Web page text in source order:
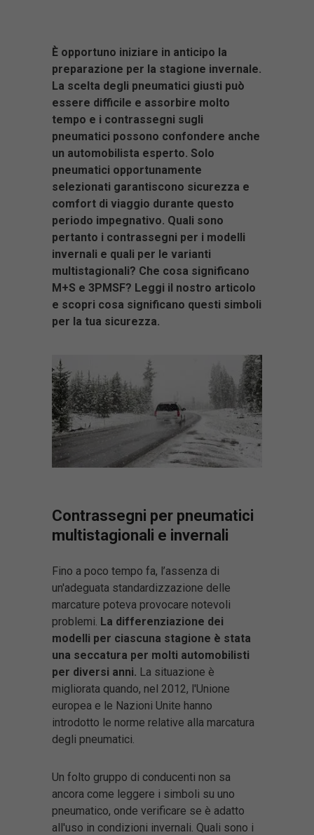
È opportuno iniziare in anticipo la
preparazione per la stagione invernale.
La scelta degli pneumatici giusti può
essere difficile e assorbire molto
tempo e i contrassegni sugli
pneumatici possono confondere anche
un automobilista esperto. Solo
pneumatici opportunamente
selezionati garantiscono sicurezza e
comfort di viaggio durante questo
periodo impegnativo. Quali sono
pertanto i contrassegni per i modelli
invernali e quali per le varianti
multistagionali? Che cosa significano
M+S e 3PMSF? Leggi il nostro articolo
e scopri cosa significano questi simboli
per la tua sicurezza.
Contrassegni per pneumatici
multistagionali e invernali
Fino a poco tempo fa, l’assenza di
un'adeguata standardizzazione delle
marcature poteva provocare notevoli
problemi. La differenziazione dei
modelli per ciascuna stagione è stata
una seccatura per molti automobilisti
per diversi anni. La situazione è
migliorata quando, nel 2012, l'Unione
europea e le Nazioni Unite hanno
introdotto le norme relative alla marcatura
degli pneumatici.
Un folto gruppo di conducenti non sa
ancora come leggere i simboli su uno
pneumatico, onde verificare se è adatto
all'uso in condizioni invernali. Quali sono i